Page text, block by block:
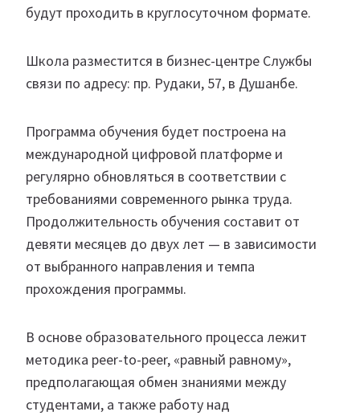
будут проходить в круглосуточном формате.
Школа разместится в бизнес-центре Службы
связи по адресу: пр. Рудаки, 57, в Душанбе.
Программа обучения будет построена на
международной цифровой платформе и
регулярно обновляться в соответствии с
требованиями современного рынка труда.
Продолжительность обучения составит от
девяти месяцев до двух лет — в зависимости
от выбранного направления и темпа
прохождения программы.
В основе образовательного процесса лежит
методика peer-to-peer, «равный равному»,
предполагающая обмен знаниями между
студентами, а также работу над